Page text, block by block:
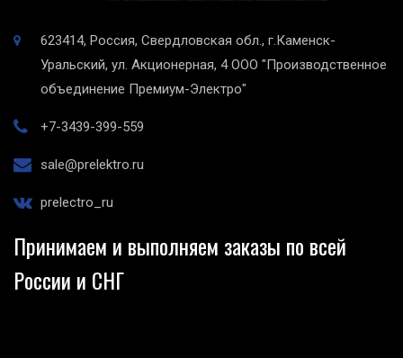
623414, Россия, Свердловская обл., г.Каменск-
Уральский, ул. Акционерная, 4 ООО "Производственное
объединение Премиум-Электро"
+7-3439-399-559
sale@prelektro.ru
prelectro_ru
Принимаем и выполняем заказы по всей
России и СНГ